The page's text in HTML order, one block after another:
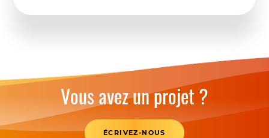
Vous avez un projet ?
ÉCRIVEZ-NOUS